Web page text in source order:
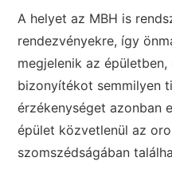
A helyet az MBH is
rendezvényekre, így
megjelenik az épületben,
bizonyítékot semmilyen
érzékenységet azonban
épület közvetlenül az
szomszédságában